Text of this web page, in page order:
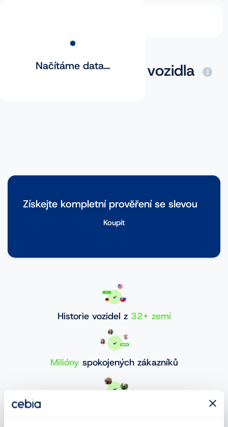
Načítáme data...
Základní prověření vozidla
Získejte kompletní prověření se slevou
Koupit
Historie vozidel z 32+ zemí
Milióny spokojených zákazníků